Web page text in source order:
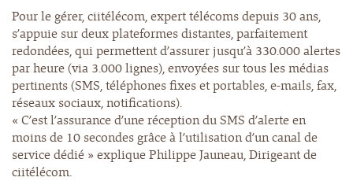
Pour le gérer, ciitélécom, expert télécoms depuis 30 ans,
s’appuie sur deux plateformes distantes, parfaitement
redondées, qui permettent d’assurer jusqu’à 330.000 alertes
par heure (via 3.000 lignes), envoyées sur tous les médias
pertinents (SMS, téléphones fixes et portables, e-mails, fax,
réseaux sociaux, notifications).
« C’est l’assurance d’une réception du SMS d’alerte en
moins de 10 secondes grâce à l’utilisation d’un canal de
service dédié » explique Philippe Jauneau, Dirigeant de
ciitélécom.